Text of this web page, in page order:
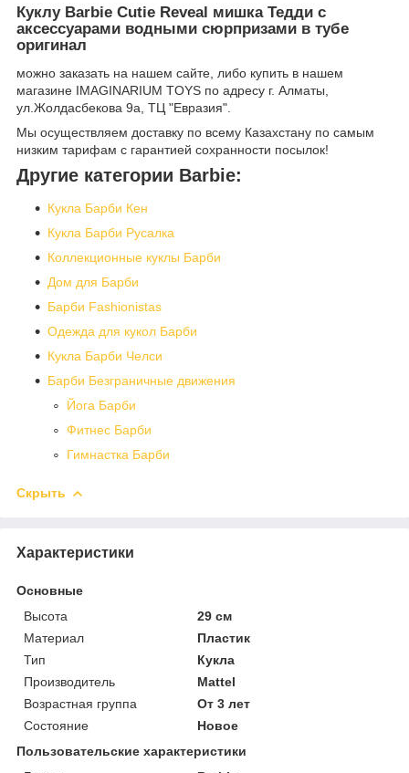
Куклу Barbie Cutie Reveal мишка Тедди с
аксессуарами водными сюрпризами в тубе
оригинал
можно заказать на нашем сайте, либо купить в нашем
магазине IMAGINARIUM TOYS по адресу г. Алматы,
ул.Жолдасбекова 9а, ТЦ "Евразия".
Мы осуществляем доставку по всему Казахстану по самым
низким тарифам с гарантией сохранности посылок!
Другие категории Barbie:
Кукла Барби Кен
Кукла Барби Русалка
Коллекционные куклы Барби
Дом для Барби
Барби Fashionistas
Одежда для кукол Барби
Кукла Барби Челси
Барби Безграничные движения
Йога Барби
Фитнес Барби
Гимнастка Барби
Скрыть
Характеристики
Основные
Высота
29 см
Материал
Пластик
Тип
Кукла
Производитель
Mattel
Возрастная группа
От 3 лет
Состояние
Новое
Пользовательские характеристики